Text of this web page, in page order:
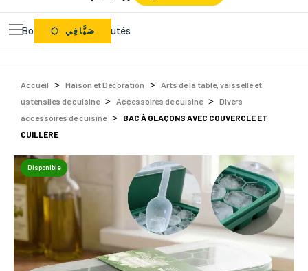
Bons Plans Nouveautés
صَيَّافِي
Accueil Maison et Décoration
Arts de la table, vaisselle et
ustensiles de cuisine
Accessoires de cuisine
Divers
accessoires de cuisine
BAC À GLAÇONS AVEC COUVERCLE ET
CUILLÈRE
Disponible